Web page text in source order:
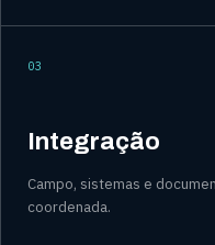
03
Integração
Campo, sistemas e
coordenada.